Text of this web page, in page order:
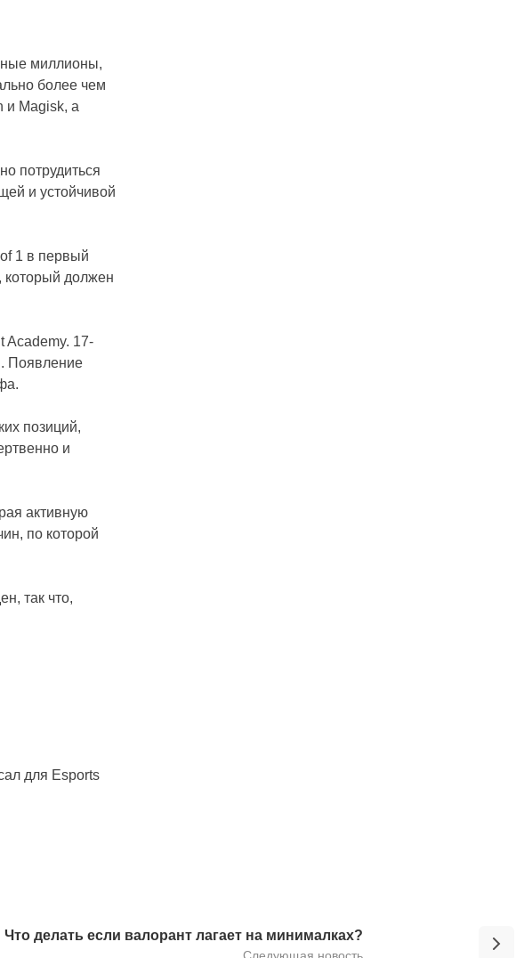
миллионы,
более чем
и Magisk, а
потрудиться
и устойчивой
1 в первый
который должен
Academy. 17-
Появление
позиций,
и
активную
по которой
так что,
для Esports
Что делать если валорант лагает на минималках?
Следующая новость